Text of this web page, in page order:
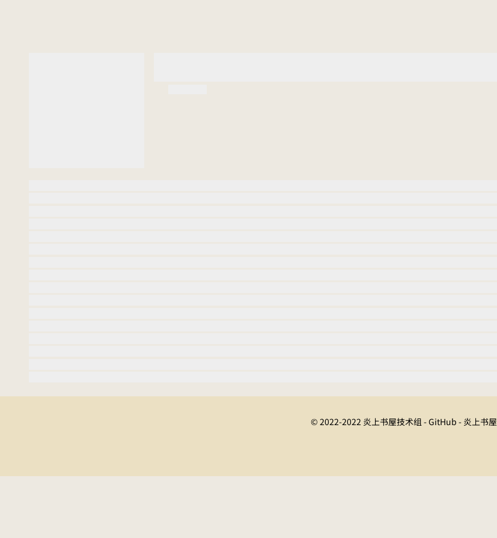
© 2022-2022 炎上书屋技术组 - GitHub - 炎上书屋